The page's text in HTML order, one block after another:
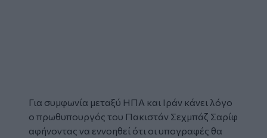
Για συμφωνία μεταξύ ΗΠΑ και Ιράν κάνει λόγο
ο πρωθυπουργός του Πακιστάν Σεχμπάζ Σαρίφ
αφήνοντας να εννοηθεί ότι οι υπογραφές θα